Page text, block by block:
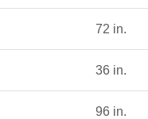
72 in.
36 in.
96 in.